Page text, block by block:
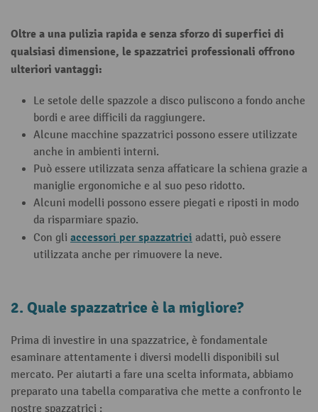
Oltre a una pulizia rapida e senza sforzo di superfici di
qualsiasi dimensione, le spazzatrici professionali offrono
ulteriori vantaggi:
Le setole delle spazzole a disco puliscono a fondo anche
bordi e aree difficili da raggiungere.
Alcune macchine spazzatrici possono essere utilizzate
anche in ambienti interni.
Può essere utilizzata senza affaticare la schiena grazie a
maniglie ergonomiche e al suo peso ridotto.
Alcuni modelli possono essere piegati e riposti in modo
da risparmiare spazio.
Con gli accessori per spazzatrici adatti, può essere
utilizzata anche per rimuovere la neve.
2. Quale spazzatrice è la migliore?
Prima di investire in una spazzatrice, è fondamentale
esaminare attentamente i diversi modelli disponibili sul
mercato. Per aiutarti a fare una scelta informata, abbiamo
preparato una tabella comparativa che mette a confronto le
nostre spazzatrici :